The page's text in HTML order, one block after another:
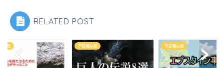
RELATED POST
不思議な話 不思議な話 不思議な話